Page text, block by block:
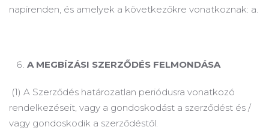
napirenden, és amelyek a következőkre vonatkoznak: a.
A MEGBÍZÁSI SZERZŐDÉS FELMONDÁSA
(1) A Szerződés határozatlan periódusra vonatkozó
rendelkezéseit, vagy a gondoskodást a szerződést és /
vagy gondoskodik a szerződéstől.